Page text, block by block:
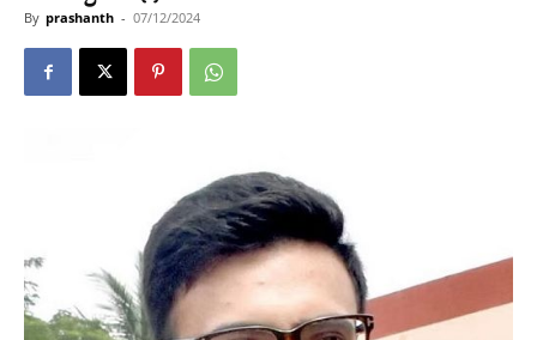
By prashanth - 07/12/2024